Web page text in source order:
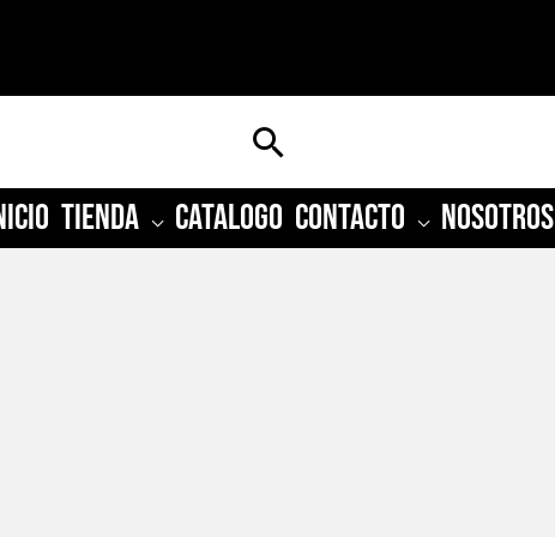
Buscar
TIENDA CATALOGO CONTACTO NOSOTROS